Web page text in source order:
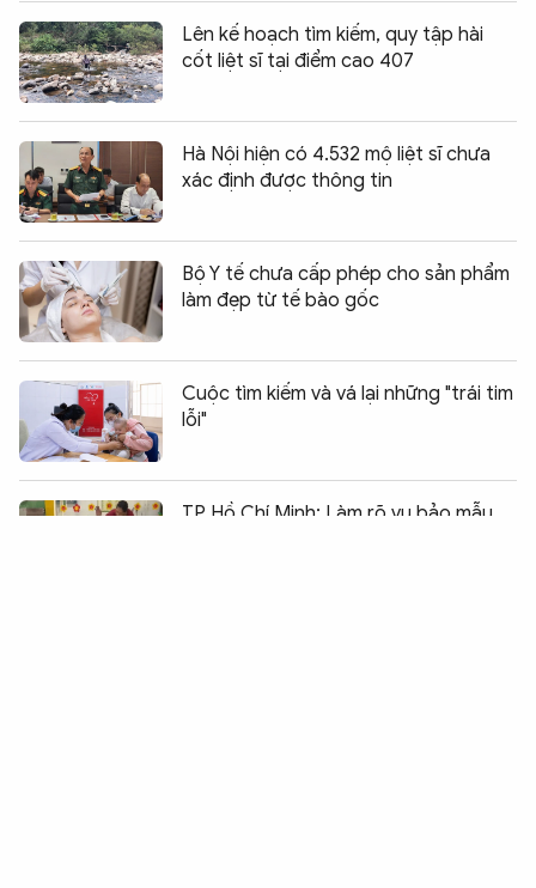
Lên kế hoạch tìm kiếm, quy tập hài
cốt liệt sĩ tại điểm cao 407
Hà Nội hiện có 4.532 mộ liệt sĩ chưa
xác định được thông tin
Bộ Y tế chưa cấp phép cho sản phẩm
làm đẹp từ tế bào gốc
Cuộc tìm kiếm và vá lại những "trái tim
lỗi"
TP Hồ Chí Minh: Làm rõ vụ bảo mẫu